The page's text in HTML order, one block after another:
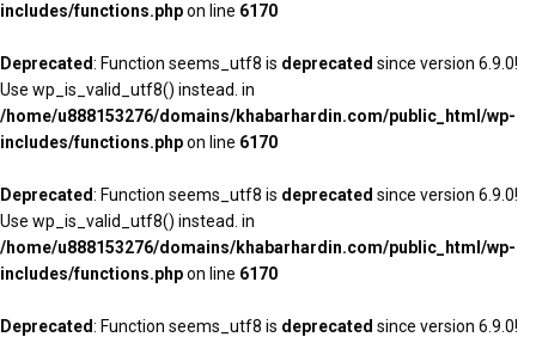
includes/functions.phpon line 6170
Deprecated: Function seems_utf8 is deprecated since version 6.9.0!
Use wp_is_valid_utf8() instead. in
/home/u888153276/domains/khabarhardin.com/public_html/wp-
includes/functions.phpon line 6170
Deprecated: Function seems_utf8 is deprecated since version 6.9.0!
Use wp_is_valid_utf8() instead. in
/home/u888153276/domains/khabarhardin.com/public_html/wp-
includes/functions.phpon line 6170
Deprecated: Function seems_utf8 is deprecated since version 6.9.0!